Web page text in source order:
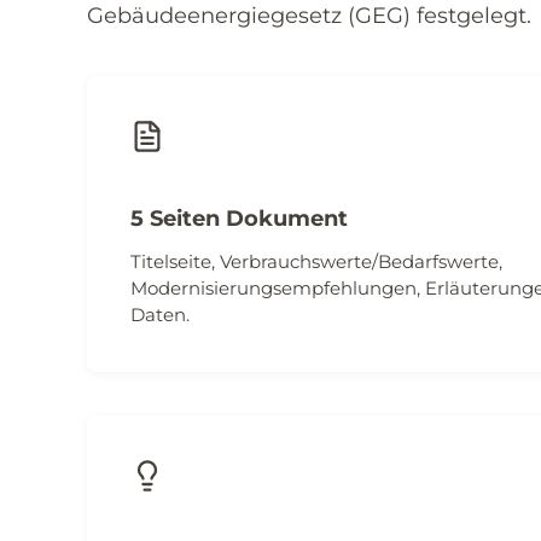
Gebäudeenergiegesetz (GEG) festgelegt.
5 Seiten Dokument
Titelseite, Verbrauchswerte/Bedarfswerte,
Modernisierungsempfehlungen,
Daten.